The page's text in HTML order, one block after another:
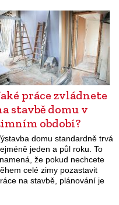
práce zvládnete
stavbě domu v
období?
domu standardně trvá
jeden a půl roku. To
že pokud nechcete
celé zimy pozastavit
na stavbě, plánování je